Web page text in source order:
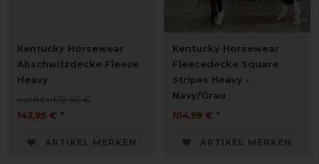
Kentucky Horsewear
Abschwitzdecke Fleece
Heavy
vorher 179,95 €
143,95 € *
ARTIKEL MERKEN
Kentucky Horsewear
Fleecedecke Square
Stripes Heavy -
Navy/Grau
104,99 € *
ARTIKEL MERKEN